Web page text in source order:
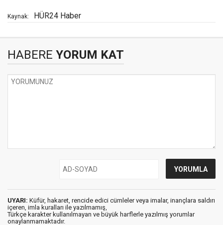
Kaynak: HÜR24 Haber
HABERE YORUM KAT
UYARI: Küfür, hakaret, rencide edici cümleler veya imalar, inançlara saldırı
içeren, imla kuralları ile yazılmamış,
Türkçe karakter kullanılmayan ve büyük harflerle yazılmış yorumlar
onaylanmamaktadır.